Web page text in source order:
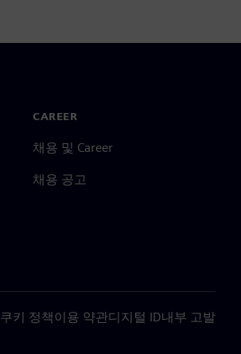
CAREER
채용 및 Career
채용 공고
쿠키 정책이용 약관디지털 ID내부 고발